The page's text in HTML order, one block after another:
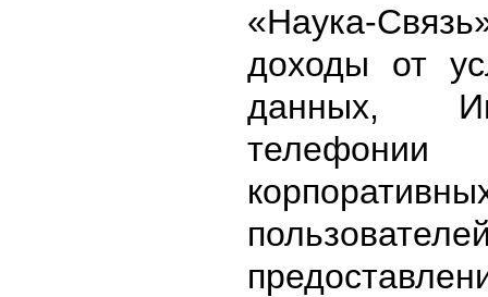
«Наука-
доходы от
данных,